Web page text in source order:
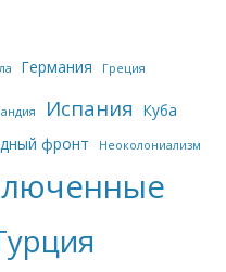
Германия Греция
Испания Куба
фронт Неоколониализм